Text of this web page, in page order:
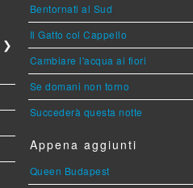
❯
Bentornati al Sud
Il Gatto col Cappello
Cambiare l'acqua ai fiori
Se domani non torno
Succederà questa notte
Appena aggiunti
Queen Budapest